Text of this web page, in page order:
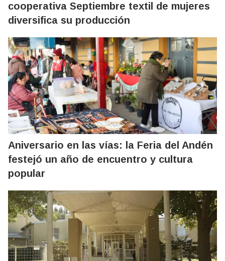
cooperativa Septiembre textil de mujeres
diversifica su producción
Aniversario en las vías: la Feria del Andén
festejó un año de encuentro y cultura
popular